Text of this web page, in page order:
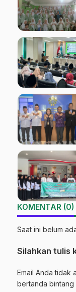
KOMENTAR (0)
Saat ini belum
Silahkan tulis
Email Anda tidak
bertanda